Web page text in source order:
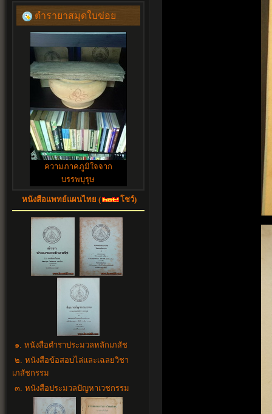
ตำรายาสมุดใบข่อย
ความภาคภูมิใจจาก
บรรพบุรุษ
หนังสือแพทย์แผนไทย ( โชว์)
๑. หนังสือตำราประมวลหลักเภสัช
๒. หนังสือข้อสอบไล่และเฉลยวิชา
เภสัชกรรม
๓. หนังสือประมวลปัญหาเวชกรรม